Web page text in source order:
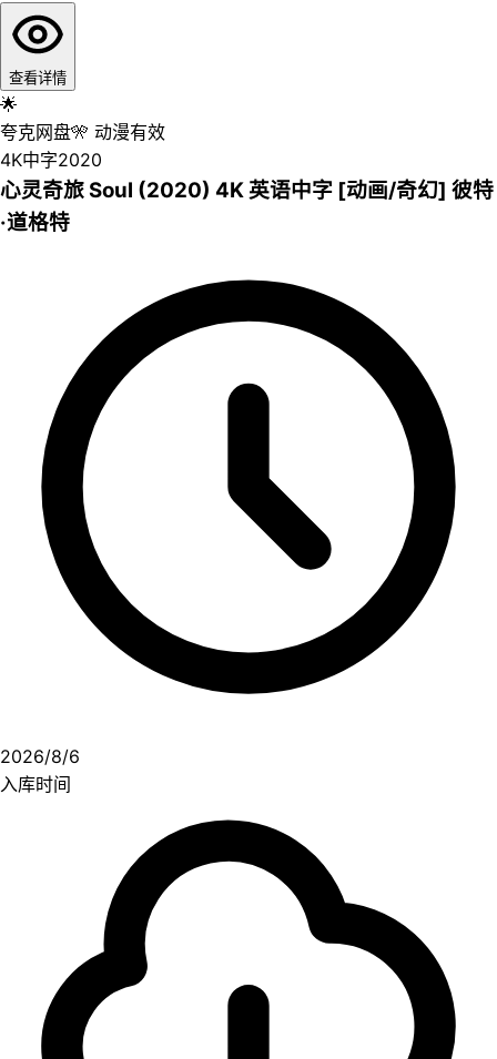
查看详情
🌟
夸克网盘🎌 动漫有效
4K中字2020
心灵奇旅 Soul (2020) 4K 英语中字 [动画/奇幻] 彼特
·道格特
2026/8/6
入库时间